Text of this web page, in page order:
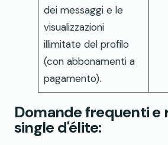
dei messaggi e le
visualizzazioni
illimitate del profilo
(con abbonamenti a
pagamento).
Domande frequenti e
single d'élite: